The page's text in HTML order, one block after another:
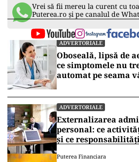
Vrei să fii mereu la curent cu
Puterea.ro și pe canalul de
ADVERTORIALE
Oboseală, lipsă de
ce simptomele nu
automat pe seama
ADVERTORIALE
Externalizarea
personal: ce
și ce
Puterea Financiara